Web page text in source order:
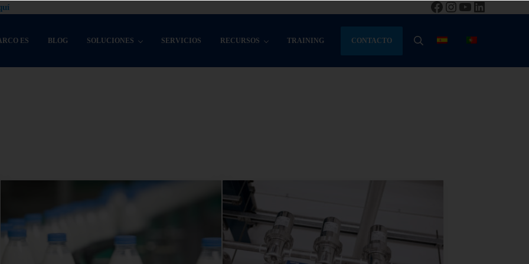
Facebook
Instagram
YouTube
LinkedIn
ES BLOG SOLUCIONES SERVICIOS RECURSOS TRAINING CONTACTO BUSCAR